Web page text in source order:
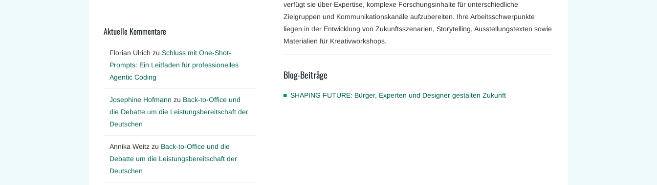
verfügt sie über Expertise, komplexe Forschungsinhalte für unterschiedliche
Zielgruppen und Kommunikationskanäle aufzubereiten. Ihre Arbeitsschwerpunkte
liegen in der Entwicklung von Zukunftsszenarien, Storytelling, Ausstellungstexten sowie
Materialien für Kreativworkshops.
Blog-Beiträge
SHAPING FUTURE: Bürger, Experten und Designer gestalten Zukunft
Aktuelle Kommentare
Florian Ulrich zu Schluss mit One-Shot-
Prompts: Ein Leitfaden für professionelles
Agentic Coding
Josephine Hofmann zu Back-to-Office und
die Debatte um die Leistungsbereitschaft der
Deutschen
Annika Weitz zu Back-to-Office und die
Debatte um die Leistungsbereitschaft der
Deutschen